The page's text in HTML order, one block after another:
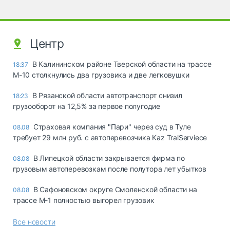
Центр
18:37
В Калининском районе Тверской области на трассе
М-10 столкнулись два грузовика и две легковушки
18:23
В Рязанской области автотранспорт снизил
грузооборот на 12,5% за первое полугодие
08.08 Страховая компания "Пари" через суд в Туле
требует 29 млн руб. с автоперевозчика Kaz TralServiece
08.08 В Липецкой области закрывается фирма по
грузовым автоперевозкам после полутора лет убытков
08.08 В Сафоновском округе Смоленской области на
трассе М-1 полностью выгорел грузовик
Все новости